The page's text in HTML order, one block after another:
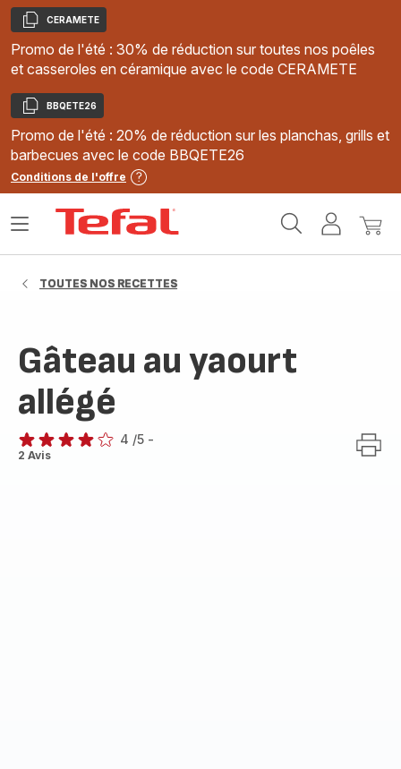
Copier
CERAMETE
Promo de l'été : 30% de réduction sur toutes nos poêles
et casseroles en céramique avec le code CERAMETE
Copier
BBQETE26
Promo de l'été : 20% de réduction sur les planchas, grills et
barbecues avec le code BBQETE26
Conditions de l'offre
MonMon
Ouvrir
TOUTES NOS RECETTES
Gâteau au yaourt
allégé
Avis
4 /5 -
2 Avis